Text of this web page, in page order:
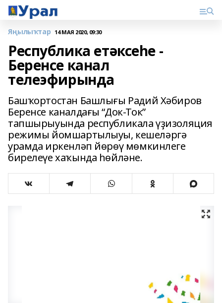
Яңылыҡтар 14 МАЯ 2020, 09:30
Республика етәксеһе -
Беренсе канал
телеэфирында
Башҡортостан Башлығы Радий Хәбиров
Беренсе каналдағы “Док-Ток”
тапшырыуында республикала үҙизоляция
режимы йомшартылыуы, кешеләргә
урамда иркенләп йөрөү мөмкинлеге
бирелеүе хаҡында һөйләне.